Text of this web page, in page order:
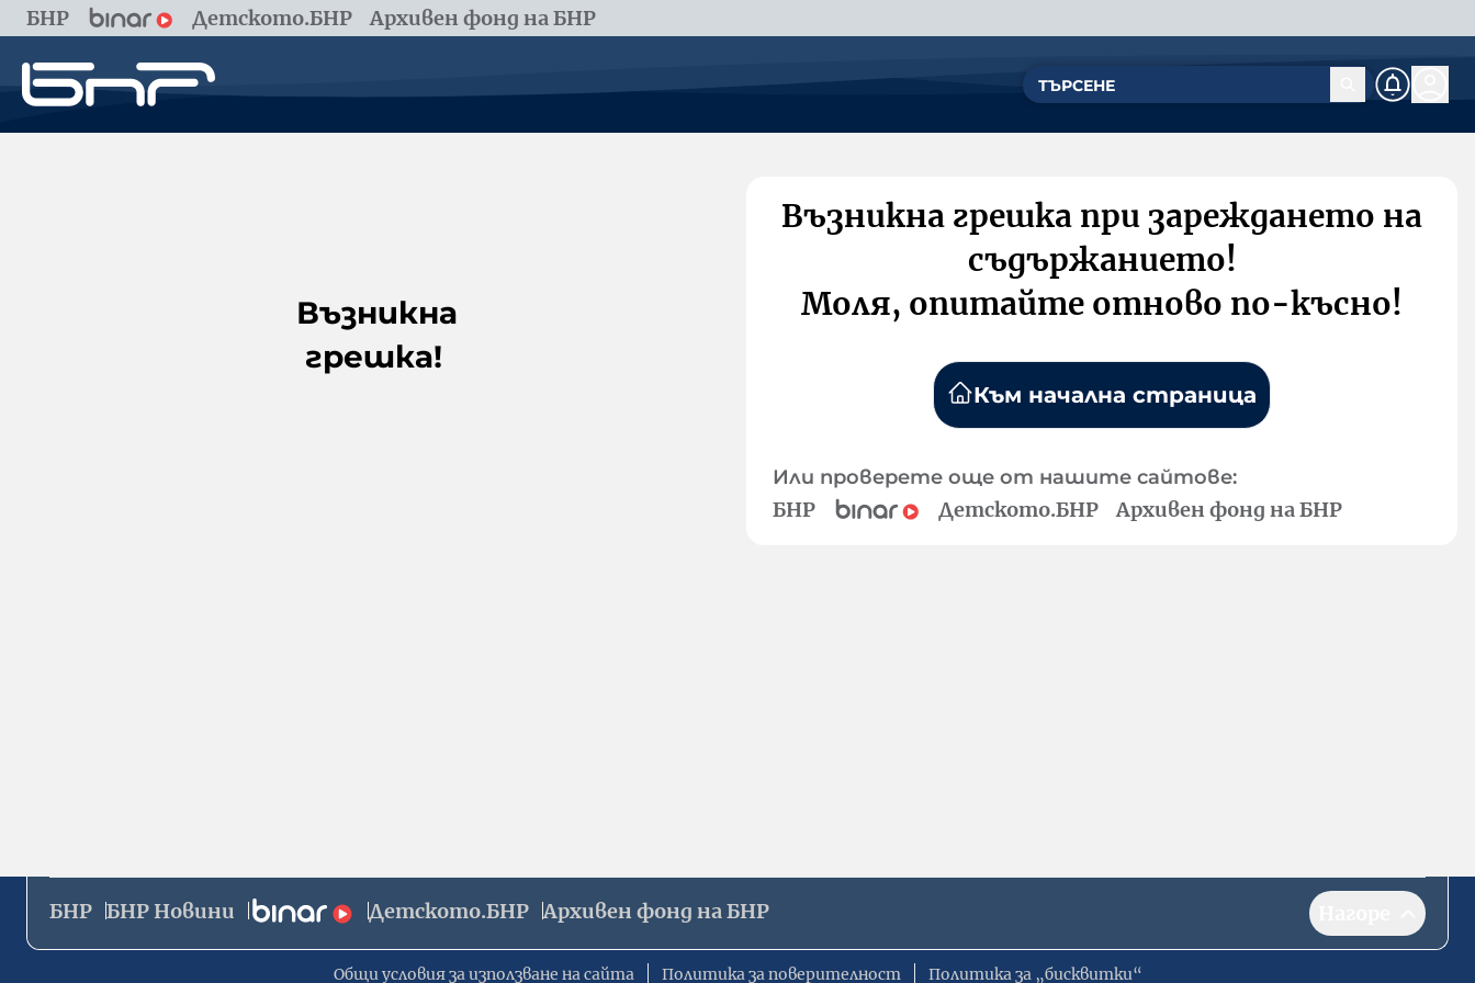
БНР Детското.БНР Архивен фонд на БНР
Възникна
грешка!
Възникна грешка при зареждането на
съдържанието!
Моля, опитайте отново по-късно!
Към начална страница
Или проверете още от нашите сайтове:
БНР Детското.БНР Архивен фонд на БНР
БНР БНР Новини Детското.БНР Архивен фонд на БНР
Общи условия за използване на сайта Политика за поверителност Политика за „бисквитки“